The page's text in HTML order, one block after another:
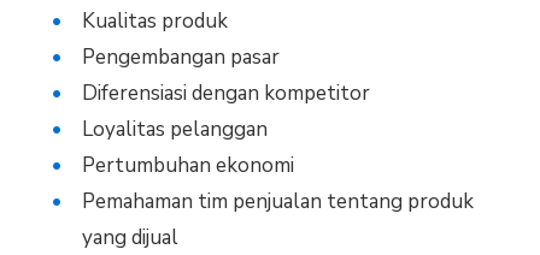
Kualitas produk
Pengembangan pasar
Diferensiasi dengan kompetitor
Loyalitas pelanggan
Pertumbuhan ekonomi
Pemahaman tim penjualan tentang produk
yang dijual